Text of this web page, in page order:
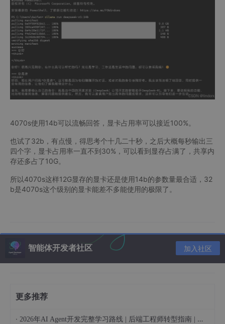
4070s使用14b可以流畅回答，显卡占用率可以接近100%。
也试了32b，有点慢，得思考个十几二十秒，之后大概每秒输出三
四个字，显卡占用率一直不到30%，可以看到显存占满了，共享内
存还多占了10G。
所以4070s这样12G显存的显卡还是使用14b的参数量最合适，32
b是4070s这个级别的显卡能差不多能使用的极限了。
智能体开发者社区 加入社区
更多推荐
· 2026年AI Agent开发完整学习路线 | 后端工程师转型指南 | 从零到手搓生产级多Agent系统